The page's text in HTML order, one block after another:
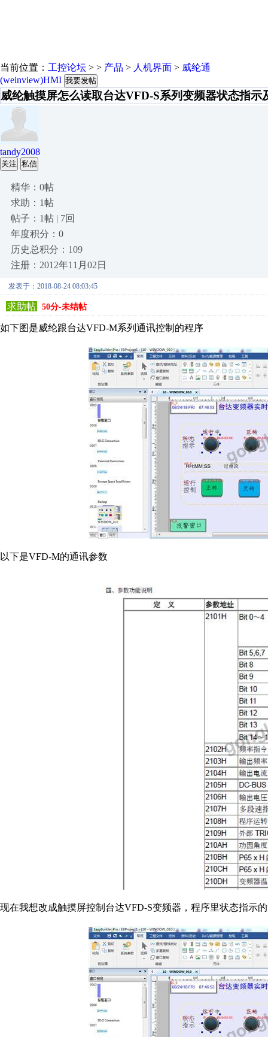
当前位置： 工控论坛 > > 产品 > 人机界面 > 威纶通
(weinview)HMI 我要发帖
威纶触摸屏怎么读取台达VFD-S系列变频器状态指示
tandy2008
关注 私信
精华：0帖
求助：1帖
帖子：1帖 | 7回
年度积分：0
历史总积分：109
注册：2012年11月02日
发表于：2018-08-24 08:03:45
求助帖 50分-未结帖
如下图是威纶跟台达VFD-M系列通讯控制的程序
以下是VFD-M的通讯参数
现在我想改成触摸屏控制台达VFD-S变频器，程序里状态指示